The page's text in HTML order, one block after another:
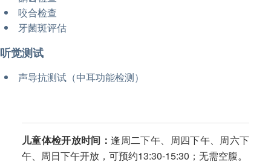
咬合检查
牙菌斑评估
听觉测试
声导抗测试（中耳功能检测）
儿童体检开放时间：逢周二下午、周四下午、周六下
午、周日下午开放，可预约13:30-15:30；无需空腹。